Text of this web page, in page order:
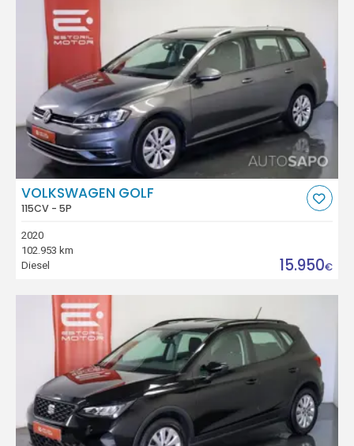
VOLKSWAGEN GOLF
115CV - 5P
2020
102.953 km
Diesel
15.950€